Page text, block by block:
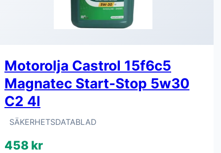
Motorolja Castrol 15f6c5
Magnatec Start-Stop 5w30
C2 4l
SÄKERHETSDATABLAD
458 kr